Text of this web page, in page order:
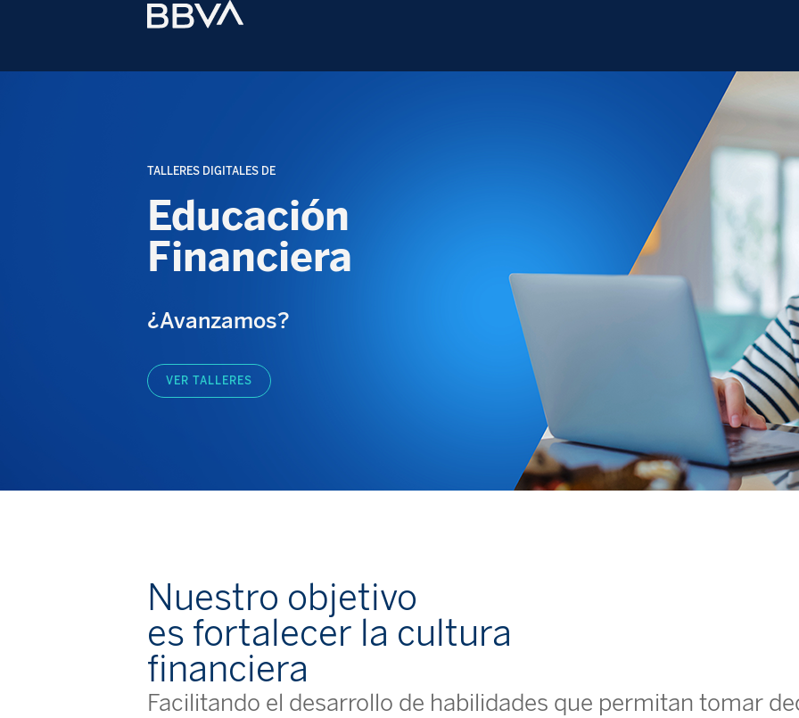
TALLERES DIGITALES DE
Educación
Financiera
¿Avanzamos?
VER TALLERES
Nuestro objetivo
es fortalecer la cultura
financiera
Facilitando el desarrollo de habilidades que permitan tomar